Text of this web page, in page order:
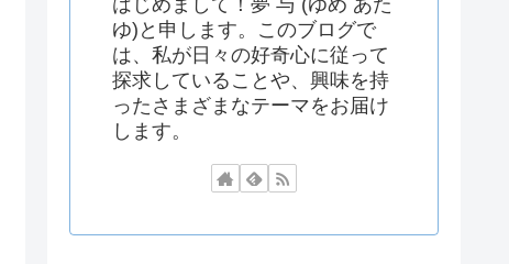
はじめまして！夢 与 (ゆめ あた
ゆ)と申します。このブログで
は、私が日々の好奇心に従って
探求していることや、興味を持
ったさまざまなテーマをお届け
します。